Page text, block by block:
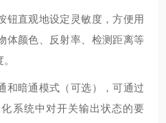
钮直观地设定灵敏度，方便用
体颜色、反射率、检测距离等
和暗通模式（可选），可通过
系统中对开关输出状态的要